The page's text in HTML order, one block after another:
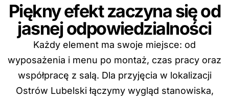
Piękny efekt zaczyna się od
jasnej odpowiedzialności
Każdy element ma swoje miejsce: od
wyposażenia i menu po montaż, czas pracy oraz
współpracę z salą. Dla przyjęcia w lokalizacji
Ostrów Lubelski łączymy wygląd stanowiska,